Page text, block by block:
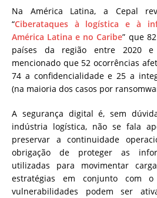
Na América Latina, a Cepal
“Ciberataques à logística e à
América Latina e no Caribe” que
países da região entre 2020
mencionado que 52 ocorrências
74 a confidencialidade e 25 a
(na maioria dos casos por
A segurança digital é, sem
indústria logística, não se fala
preservar a continuidade
obrigação de proteger as
utilizadas para movimentar
estratégias em conjunto com
vulnerabilidades podem ser